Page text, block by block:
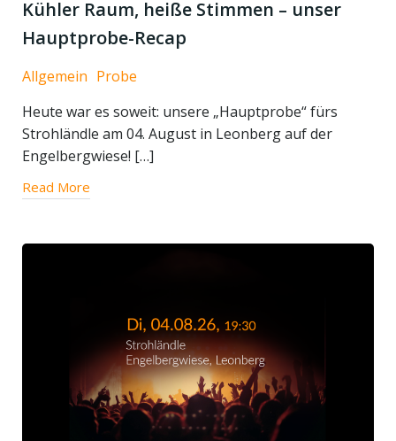
Kühler Raum, heiße Stimmen – unser
Hauptprobe-Recap
Allgemein Probe
Heute war es soweit: unsere „Hauptprobe“ fürs
Strohländle am 04. August in Leonberg auf der
Engelbergwiese! […]
Read More